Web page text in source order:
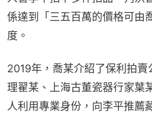
係達到「三五百萬的價格可由
度。
2019年，喬某介紹了保利拍
理翟某、上海古董瓷器行家葉
人利用專業身份，向李平推薦